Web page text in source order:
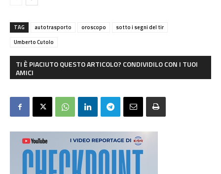
TAG autotrasporto oroscopo
sotto i segni del tir
Umberto Cutolo
TI È PIACIUTO QUESTO ARTICOLO? CONDIVIDILO CON I TUOI
AMICI